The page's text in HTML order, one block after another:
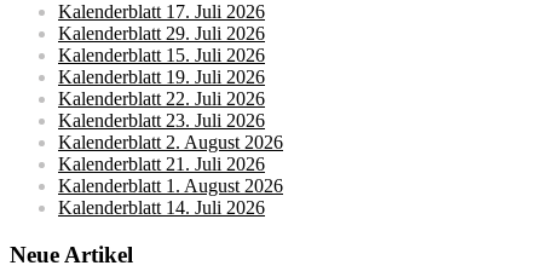
Kalenderblatt 17. Juli 2026
Kalenderblatt 29. Juli 2026
Kalenderblatt 15. Juli 2026
Kalenderblatt 19. Juli 2026
Kalenderblatt 22. Juli 2026
Kalenderblatt 23. Juli 2026
Kalenderblatt 2. August 2026
Kalenderblatt 21. Juli 2026
Kalenderblatt 1. August 2026
Kalenderblatt 14. Juli 2026
Neue Artikel